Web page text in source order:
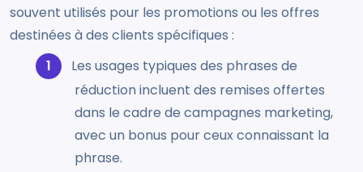
souvent utilisés pour les promotions ou les offres
destinées à des clients spécifiques :
Les usages typiques des phrases de
réduction incluent des remises offertes
dans le cadre de campagnes marketing,
avec un bonus pour ceux connaissant la
phrase.